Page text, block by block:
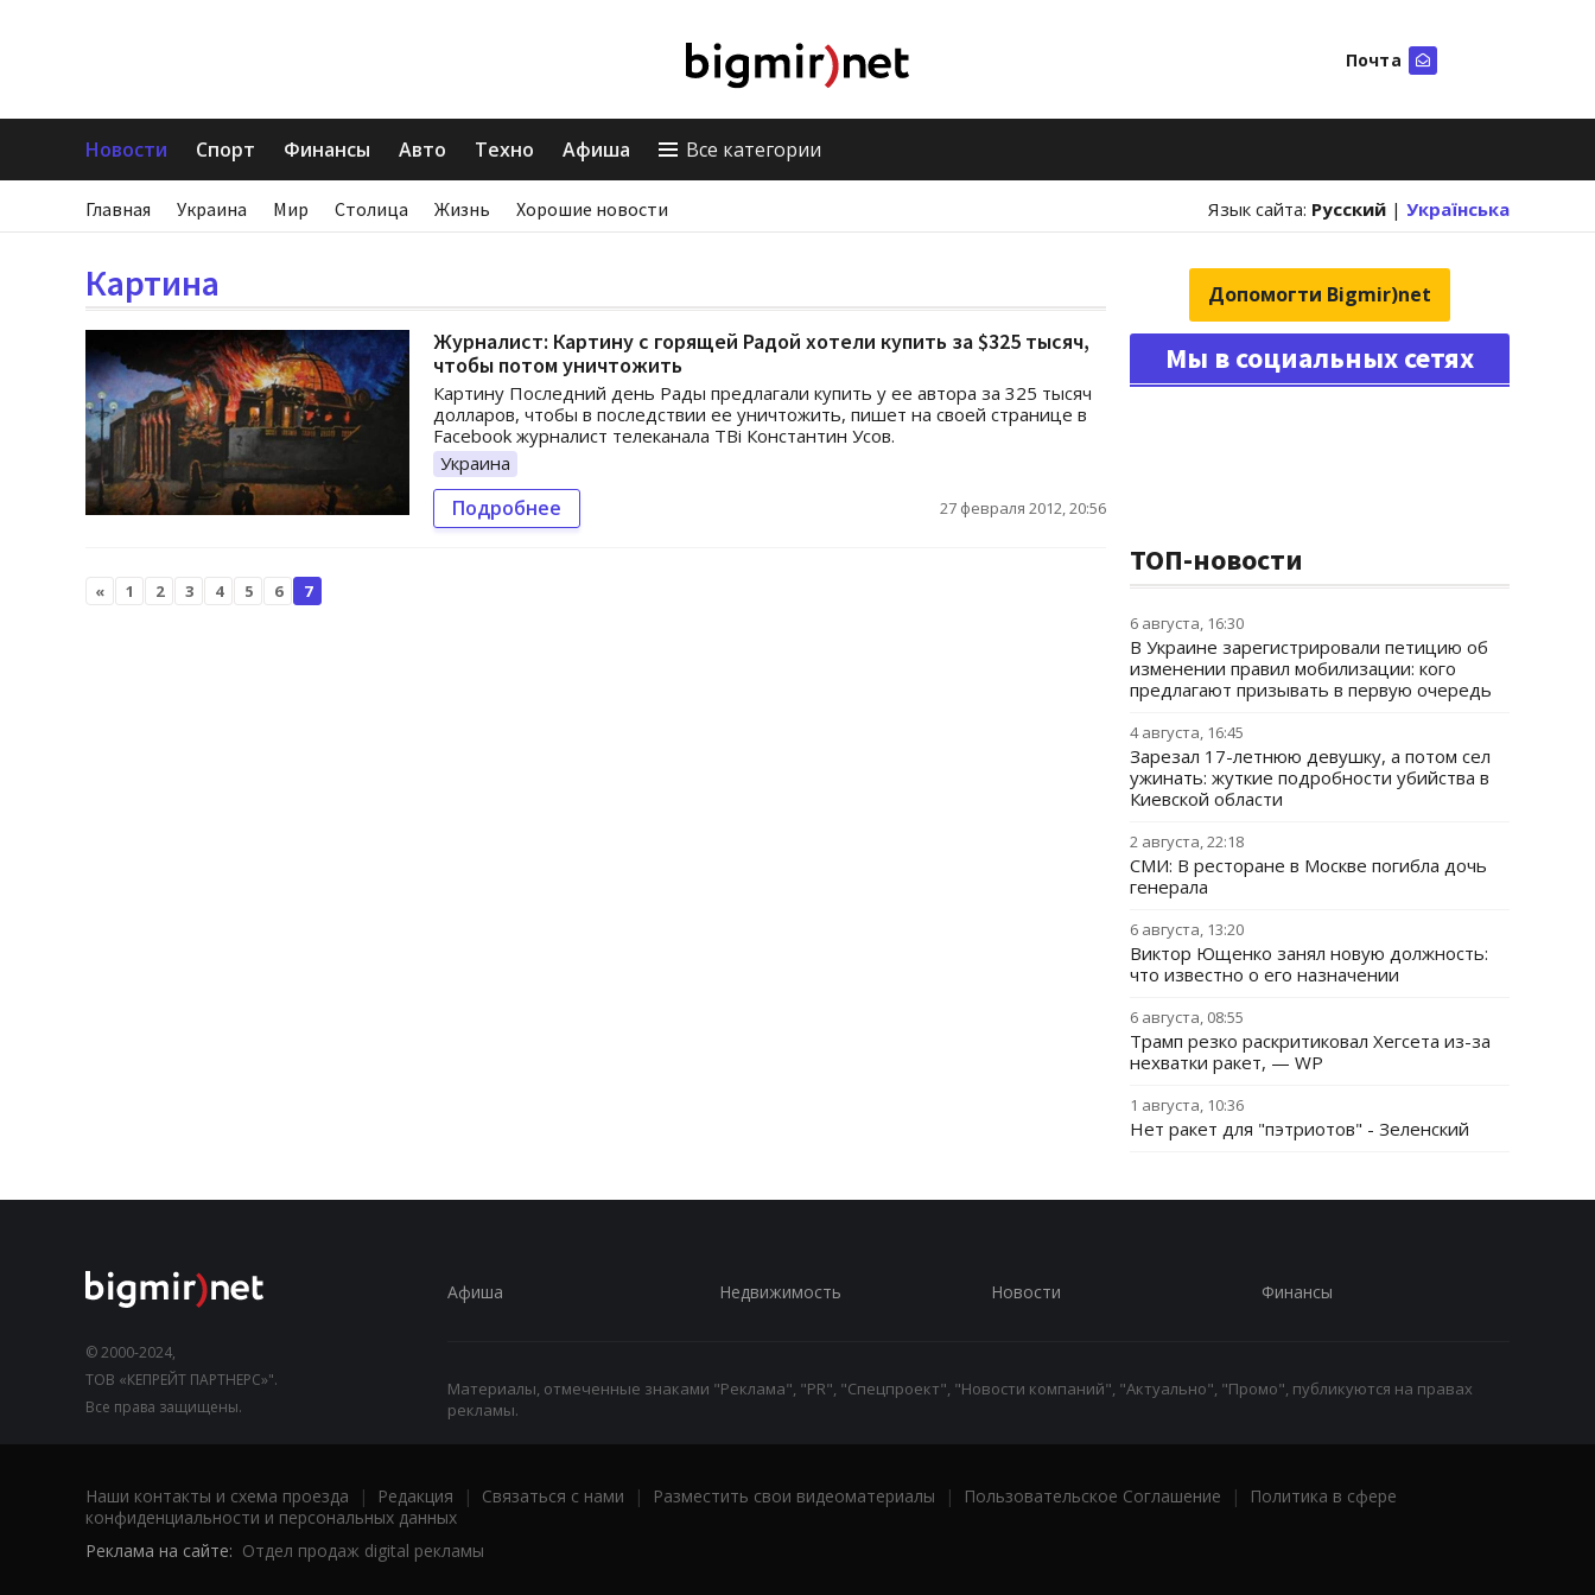
Почта
Новости Спорт Финансы Авто Техно Афиша Все категории
Главная Украина Мир Столица Жизнь Хорошие новости Язык сайта: Русский | Українська
Картина
Журналист: Картину с горящей Радой хотели купить за $325 тысяч,
чтобы потом уничтожить
Картину Последний день Рады предлагали купить у ее автора за 325 тысяч
долларов, чтобы в последствии ее уничтожить, пишет на своей странице в
Facebook журналист телеканала ТВі Константин Усов.
Украина
Подробнее 27 февраля 2012, 20:56
« 1 2 3 4 5 6 7
Допомогти Bigmir)net
Мы в социальных сетях
ТОП-новости
6 августа, 16:30
В Украине зарегистрировали петицию об
изменении правил мобилизации: кого
предлагают призывать в первую очередь
4 августа, 16:45
Зарезал 17-летнюю девушку, а потом сел
ужинать: жуткие подробности убийства в
Киевской области
2 августа, 22:18
СМИ: В ресторане в Москве погибла дочь
генерала
6 августа, 13:20
Виктор Ющенко занял новую должность:
что известно о его назначении
6 августа, 08:55
Трамп резко раскритиковал Хегсета из-за
нехватки ракет, — WP
1 августа, 10:36
Нет ракет для "пэтриотов" - Зеленский
© 2000-2024,
ТОВ «КЕПРЕЙТ ПАРТНЕРС»".
Все права защищены.
Афиша Недвижимость Новости Финансы
Материалы, отмеченные знаками "Реклама", "PR", "Спецпроект", "Новости компаний", "Актуально", "Промо", публикуются на правах
рекламы.
Наши контакты и схема проезда | Редакция | Связаться с нами | Разместить свои видеоматериалы | Пользовательское Соглашение |
Политика в сфере
конфиденциальности и персональных данных
Реклама на сайте: Отдел продаж digital рекламы